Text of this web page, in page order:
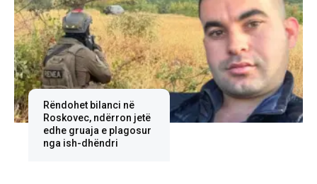
Rëndohet bilanci në
Roskovec, ndërron jetë
edhe gruaja e plagosur
nga ish-dhëndri